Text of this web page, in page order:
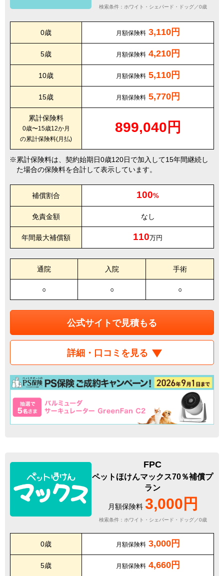
検索条件：ホワイト・シェパード・ドッグ／0歳
0歳 月額保険料 3,110円
5歳 月額保険料 4,210円
10歳 月額保険料 5,110円
15歳 月額保険料 5,770円
累計保険料
0歳〜15歳12か月
の累計保険料(月払)
899,040円
累計保険料は、契約始期日0歳120日で加入して15年間継続し
た場合の保険料を合計して表示しています。
補償割合 100%
免責金額 なし
年間最大補償額 110万円
通院 入院 手術
○ ○ ○
公式サイトで見積もる
詳細・口コミを見る
FPC
ペットほけんマックス70％補償プ
ラン
月額保険料 3,000円
検索条件：ホワイト・シェパード・ドッグ／0歳
0歳 月額保険料 3,000円
5歳 月額保険料 4,660円